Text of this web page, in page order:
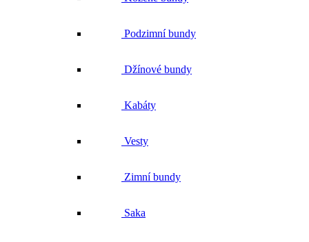
Podzimní bundy
Džínové bundy
Kabáty
Vesty
Zimní bundy
Saka